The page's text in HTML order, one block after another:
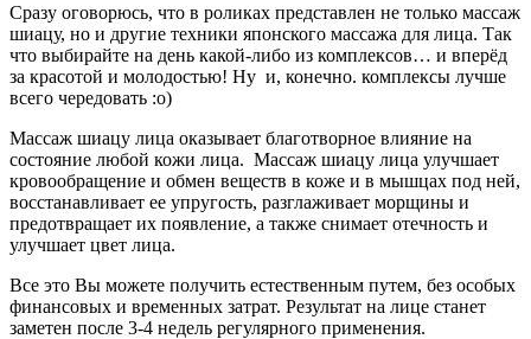
Сразу оговорюсь, что в роликах представлен не только массаж
шиацу, но и другие техники японского массажа для лица. Так
что выбирайте на день какой-либо из комплексов… и вперёд
за красотой и молодостью! Ну и, конечно. комплексы лучше
всего чередовать :о)
Массаж шиацу лица оказывает благотворное влияние на
состояние любой кожи лица. Массаж шиацу лица улучшает
кровообращение и обмен веществ в коже и в мышцах под ней,
восстанавливает ее упругость, разглаживает морщины и
предотвращает их появление, а также снимает отечность и
улучшает цвет лица.
Все это Вы можете получить естественным путем, без особых
финансовых и временных затрат. Результат на лице станет
заметен после 3-4 недель регулярного применения.